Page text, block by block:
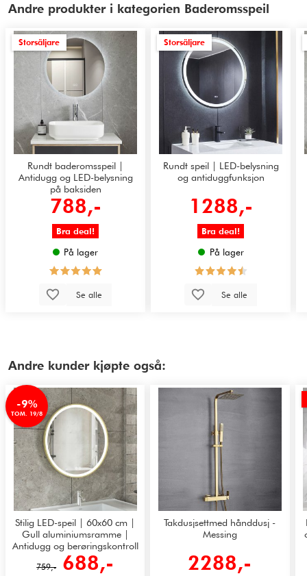
Andre produkter i kategorien Baderomsspeil
Storsäljare
Rundt baderomsspeil |
Antidugg og LED-belysning
på baksiden
788,-
Bra deal!
På lager
Se alle
Storsäljare
Rundt speil | LED-belysning
og antiduggfunksjon
1288,-
Bra deal!
På lager
Se alle
Andre kunder kjøpte også:
-9%
TOM. 19/8
Stilig LED-speil | 60x60 cm |
Gull aluminiumsramme |
Antidugg og berøringskontroll
759,- 688,-
Takdusjsettmed hånddusj -
Messing
2288,-